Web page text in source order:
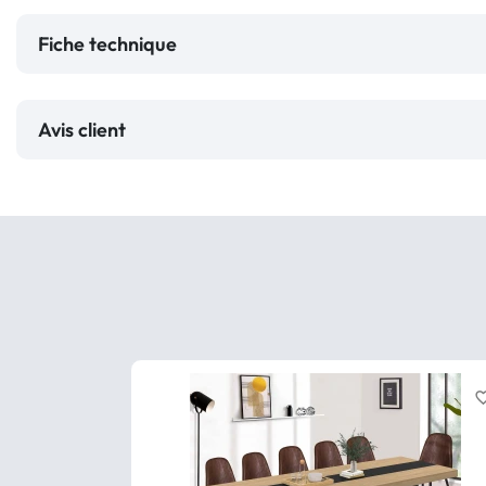
Fiche technique
Avis client